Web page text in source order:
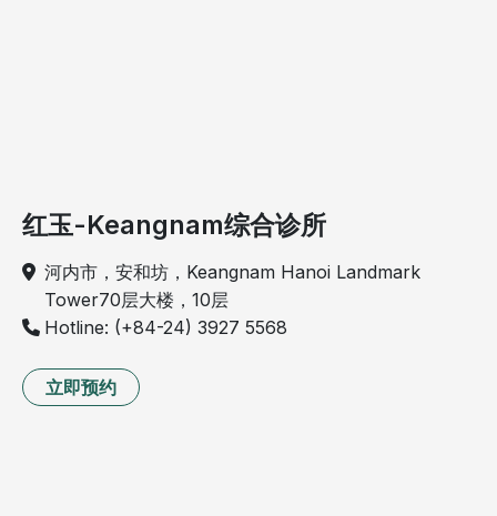
红玉-Keangnam综合诊所
河内市，安和坊，Keangnam Hanoi Landmark
Tower70层大楼，10层
Hotline: (+84-24) 3927 5568
立即预约